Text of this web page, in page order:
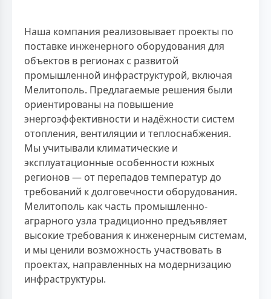
Наша компания реализовывает проекты по
поставке инженерного оборудования для
объектов в регионах с развитой
промышленной инфраструктурой, включая
Мелитополь. Предлагаемые решения были
ориентированы на повышение
энергоэффективности и надёжности систем
отопления, вентиляции и теплоснабжения.
Мы учитывали климатические и
эксплуатационные особенности южных
регионов — от перепадов температур до
требований к долговечности оборудования.
Мелитополь как часть промышленно-
аграрного узла традиционно предъявляет
высокие требования к инженерным системам,
и мы ценили возможность участвовать в
проектах, направленных на модернизацию
инфраструктуры.